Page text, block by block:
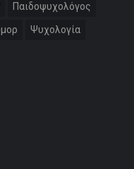
Παιδοψυχολόγος
Ψυχολογία